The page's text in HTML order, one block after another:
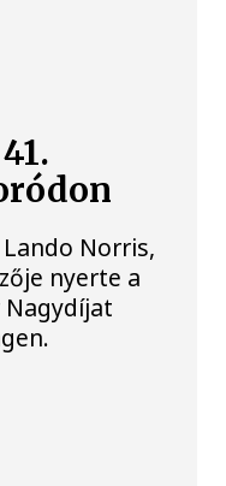
Norris,
nyerte a
Nagydíjat